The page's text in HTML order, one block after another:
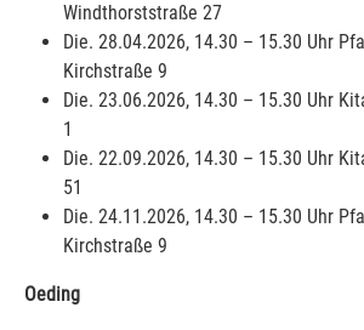
Windthorststraße 27
Die. 28.04.2026, 14.30 – 15.30 Uhr
Kirchstraße 9
Die. 23.06.2026, 14.30 – 15.30 Uhr
1
Die. 22.09.2026, 14.30 – 15.30 Uhr
51
Die. 24.11.2026, 14.30 – 15.30 Uhr
Kirchstraße 9
Oeding